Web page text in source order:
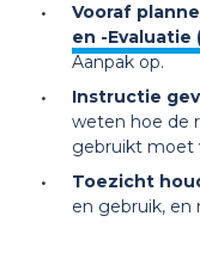
Vooraf
en -Evaluatie
Aanpak op.
Instructie
weten hoe de
gebruikt moet
Toezicht
en gebruik, en